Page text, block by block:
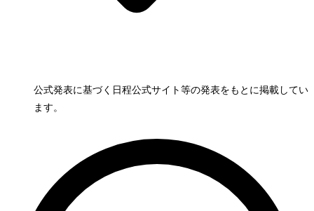
公式発表に基づく日程公式サイト等の発表をもとに掲載してい
ます。